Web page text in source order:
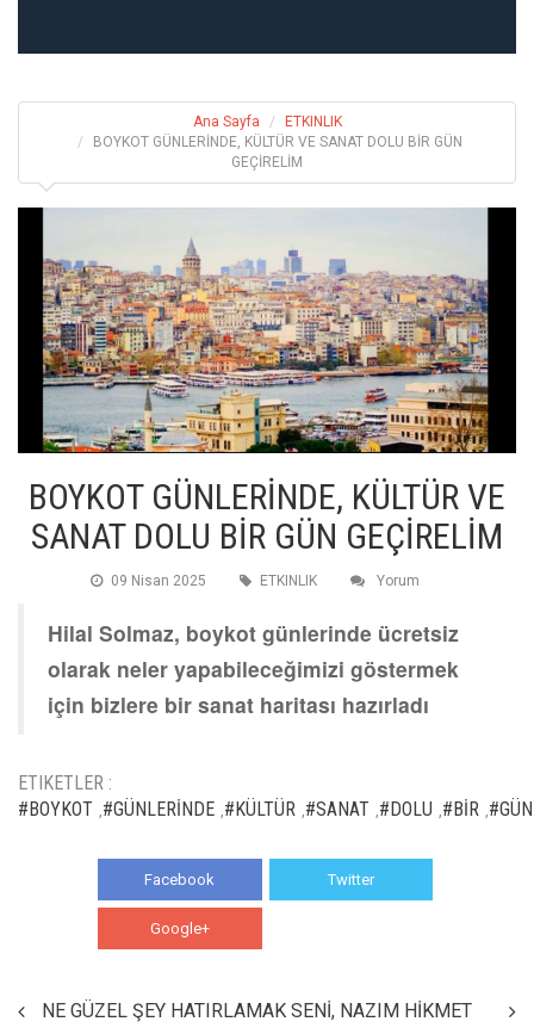
Ana Sayfa
ETKINLIK
BOYKOT GÜNLERİNDE, KÜLTÜR VE SANAT DOLU BİR GÜN
GEÇİRELİM
BOYKOT GÜNLERİNDE, KÜLTÜR VE
SANAT DOLU BİR GÜN GEÇİRELİM
09 Nisan 2025 ETKINLIK Yorum
Hilal Solmaz, boykot günlerinde ücretsiz
olarak neler yapabileceğimizi göstermek
için bizlere bir sanat haritası hazırladı
ETIKETLER :
#BOYKOT #GÜNLERİNDE #KÜLTÜR #SANAT #DOLU #BİR #GÜN
Facebook Twitter
Google+
NE GÜZEL ŞEY HATIRLAMAK SENİ, NAZIM HİKMET